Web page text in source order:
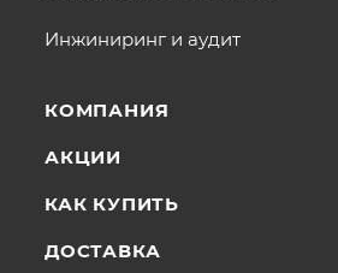
Инжиниринг и аудит
КОМПАНИЯ
АКЦИИ
КАК КУПИТЬ
ДОСТАВКА